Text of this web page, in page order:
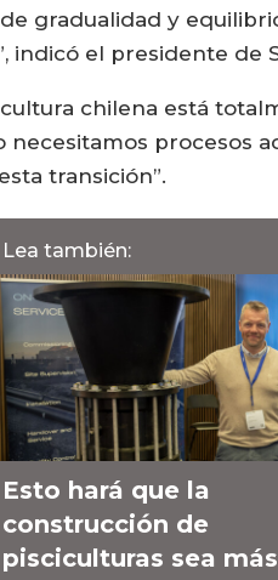
gradualidad y
indicó el presidente de
chilena está
necesitamos procesos
transición”.
Lea también:
Esto hará que la
construcción de
pisciculturas sea